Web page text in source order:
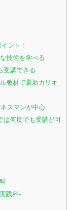
ント！
技術を学べる
受講できる
教材で最新カリキ
スマンが中心
は何度でも受講が可
-
践科-